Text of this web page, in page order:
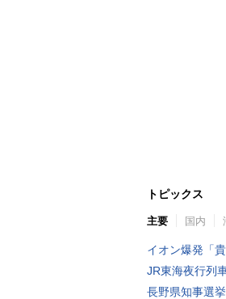
トピックス
主要 国内
イオン爆発「
JR東海夜行列
長野県知事選